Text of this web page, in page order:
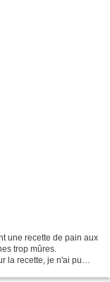
une recette de pain aux
trop mûres.
la recette, je n'ai pu